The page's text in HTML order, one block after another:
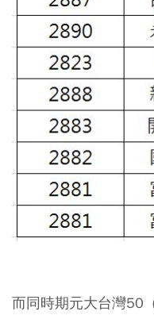
而同時期元大台灣50